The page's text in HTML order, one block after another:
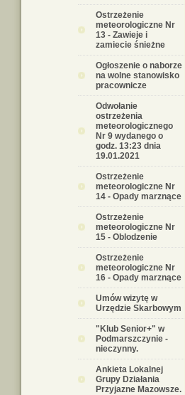
Ostrzeżenie
meteorologiczne Nr
13 - Zawieje i
zamiecie śnieżne
Ogłoszenie o naborze
na wolne stanowisko
pracownicze
Odwołanie
ostrzeżenia
meteorologicznego
Nr 9 wydanego o
godz. 13:23 dnia
19.01.2021
Ostrzeżenie
meteorologiczne Nr
14 - Opady marznące
Ostrzeżenie
meteorologiczne Nr
15 - Oblodzenie
Ostrzeżenie
meteorologiczne Nr
16 - Opady marznące
Umów wizytę w
Urzędzie Skarbowym
"Klub Senior+" w
Podmarszczynie -
nieczynny.
Ankieta Lokalnej
Grupy Działania
Przyjazne Mazowsze.